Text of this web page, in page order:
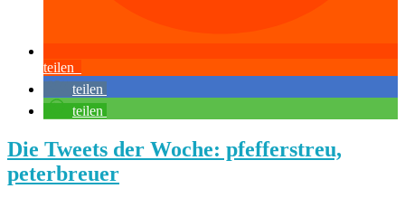
teilen
teilen
teilen
Die Tweets der Woche: pfefferstreu,
peterbreuer